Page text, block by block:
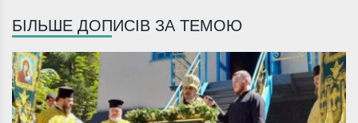
БІЛЬШЕ ДОПИСІВ ЗА ТЕМОЮ